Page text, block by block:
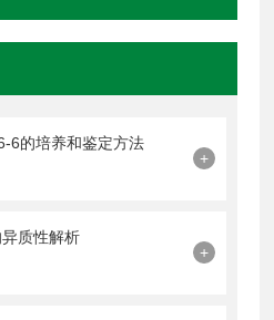
6的培养和鉴定方法
+
质性解析
+